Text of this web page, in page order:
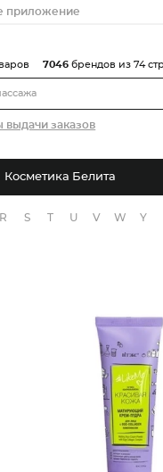
приложение
выдачи заказов
7046 брендов из 74
Косметика Белита
R S T U V W Y